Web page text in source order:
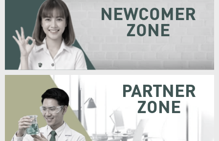
NEWCOMER
ZONE
PARTNER
ZONE